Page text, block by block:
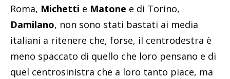
Roma, Michetti e Matone e di Torino,
Damilano, non sono stati bastati ai media
italiani a ritenere che, forse, il centrodestra è
meno spaccato di quello che loro pensano e di
quel centrosinistra che a loro tanto piace, ma